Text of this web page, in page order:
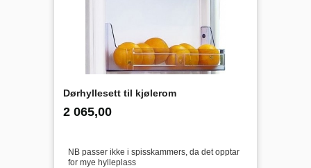
Dørhyllesett til kjølerom
Pris
2 065,00mva.
NB passer ikke i spisskammers, da det opptar
for mye hylleplass